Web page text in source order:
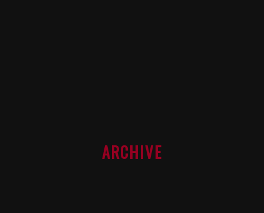
ARCHIVE